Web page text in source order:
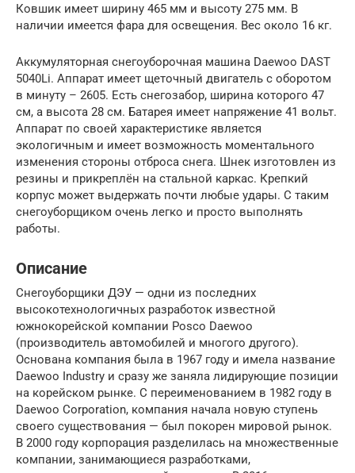
Ковшик имеет ширину 465 мм и высоту 275 мм. В
наличии имеется фара для освещения. Вес около 16 кг.
Аккумуляторная снегоуборочная машина Daewoo DAST
5040Li. Аппарат имеет щеточный двигатель с оборотом
в минуту – 2605. Есть снегозабор, ширина которого 47
см, а высота 28 см. Батарея имеет напряжение 41 вольт.
Аппарат по своей характеристике является
экологичным и имеет возможность моментального
изменения стороны отброса снега. Шнек изготовлен из
резины и прикреплён на стальной каркас. Крепкий
корпус может выдержать почти любые удары. С таким
снегоуборщиком очень легко и просто выполнять
работы.
Описание
Снегоуборщики ДЭУ — одни из последних
высокотехнологичных разработок известной
южнокорейской компании Posco Daewoo
(производитель автомобилей и многого другого).
Основана компания была в 1967 году и имела название
Daewoo Industry и сразу же заняла лидирующие позиции
на корейском рынке. С переименованием в 1982 году в
Daewoo Corporation, компания начала новую ступень
своего существования — был покорен мировой рынок.
В 2000 году корпорация разделилась на множественные
компании, занимающиеся разработками,